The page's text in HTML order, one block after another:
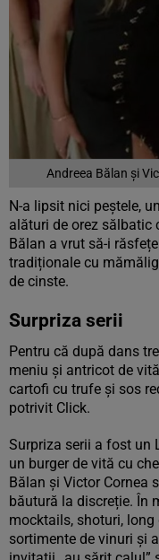
Andreea Bălan și
N-a lipsit nici peștele,
alături de orez sălbatic
Bălan a vrut să-i
tradiționale cu
de cinste.
Surpriza serii
Pentru că după dans
meniu și antricot de
cartofi cu trufe și sos
potrivit Click.
Surpriza serii a fost un
un burger de vită cu
Bălan și Victor Cornea
băutură la discreție. În
mocktails, shoturi,
sortimente de vinuri și